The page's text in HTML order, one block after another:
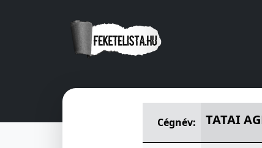
Cégnév:
TATAI